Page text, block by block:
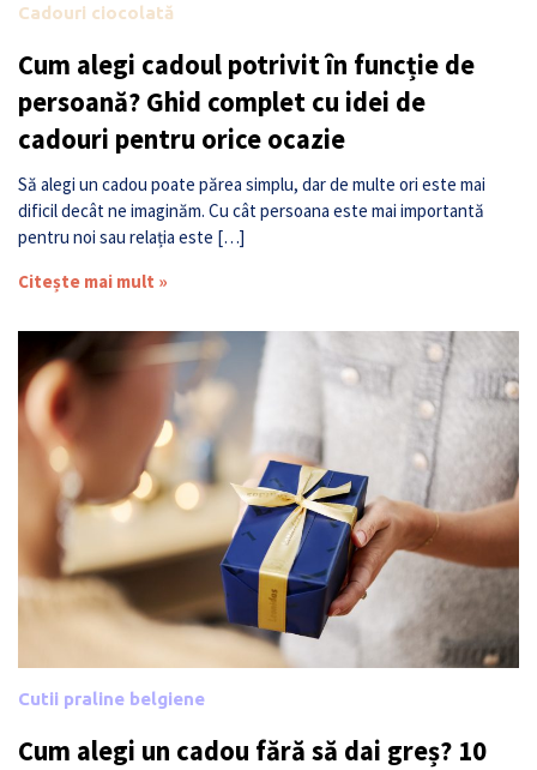
Cadouri ciocolată
Cum alegi cadoul potrivit în funcție de
persoană? Ghid complet cu idei de
cadouri pentru orice ocazie
Să alegi un cadou poate părea simplu, dar de multe ori este mai
dificil decât ne imaginăm. Cu cât persoana este mai importantă
pentru noi sau relația este […]
Citește mai mult »
Cutii praline belgiene
Cum alegi un cadou fără să dai greș? 10